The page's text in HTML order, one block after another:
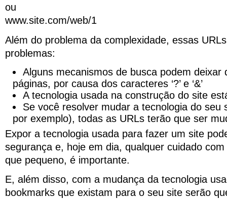
ou
www.site.com/web/1
Além do problema da complexidade, essas
problemas:
Alguns mecanismos de busca podem deixar
páginas, por causa dos caracteres ‘?’ e ‘&’
A tecnologia usada na construção do site
Se você resolver mudar a tecnologia do seu
por exemplo), todas as URLs terão que ser
Expor a tecnologia usada para fazer um site
segurança e, hoje em dia, qualquer cuidado
que pequeno, é importante.
E, além disso, com a mudança da tecnologia
bookmarks que existam para o seu site serão